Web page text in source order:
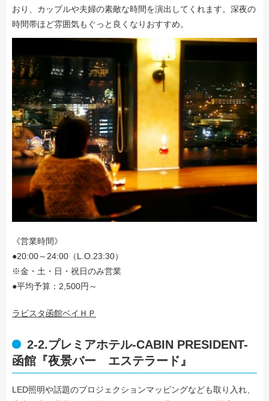
おり、カップルや夫婦の素敵な時間を演出してくれます。深夜の
時間帯ほど雰囲気もぐっと良くなりおすすめ。
《営業時間》
●20:00～24:00（L.O.23:30）
※金・土・日・祝日のみ営業
●平均予算：2,500円～
ラビスタ函館ベイＨＰ
2-2.プレミアホテル-CABIN PRESIDENT-
函館『夜景バー エステラード』
LED照明や話題のプロジェクションマッピングなども取り入れ、